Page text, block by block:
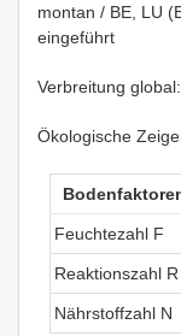
montan / BE, LU
eingeführt
Verbreitung
Ökologische
Feuchtezahl F
Reaktionszahl R
Nährstoffzahl N